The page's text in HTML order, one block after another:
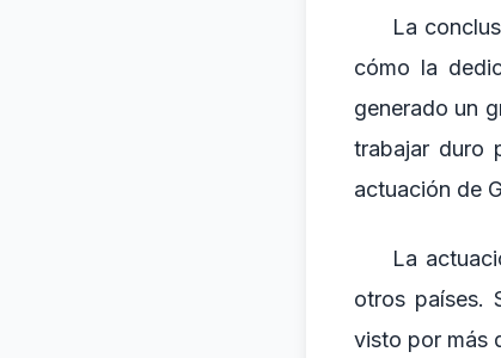
La
cómo la
generado un
trabajar duro
actuación de
La
otros países.
visto por más